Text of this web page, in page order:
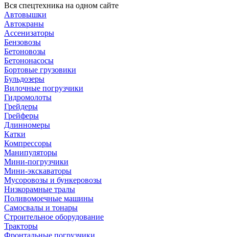
Вся спецтехника на одном сайте
Автовышки
Автокраны
Ассенизаторы
Бензовозы
Бетоновозы
Бетононасосы
Бортовые грузовики
Бульдозеры
Вилочные погрузчики
Гидромолоты
Грейдеры
Грейферы
Длинномеры
Катки
Компрессоры
Манипуляторы
Мини-погрузчики
Мини-экскаваторы
Мусоровозы и бункеровозы
Низкорамные тралы
Поливомоечные машины
Самосвалы и тонары
Строительное оборудование
Тракторы
Фронтальные погрузчики